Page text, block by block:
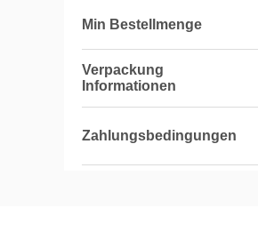
Min Bestellmenge
Verpackung
Informationen
Zahlungsbedingungen